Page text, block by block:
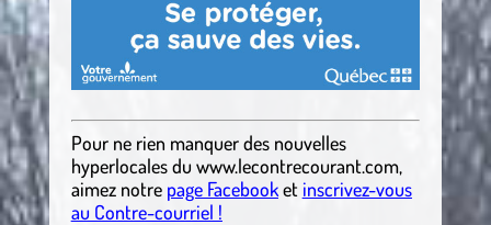
Pour ne rien manquer des nouvelles
hyperlocalesdu www.lecontrecourant.com,
aimez notre page Facebooket inscrivez-vous
au Contre-courriel !